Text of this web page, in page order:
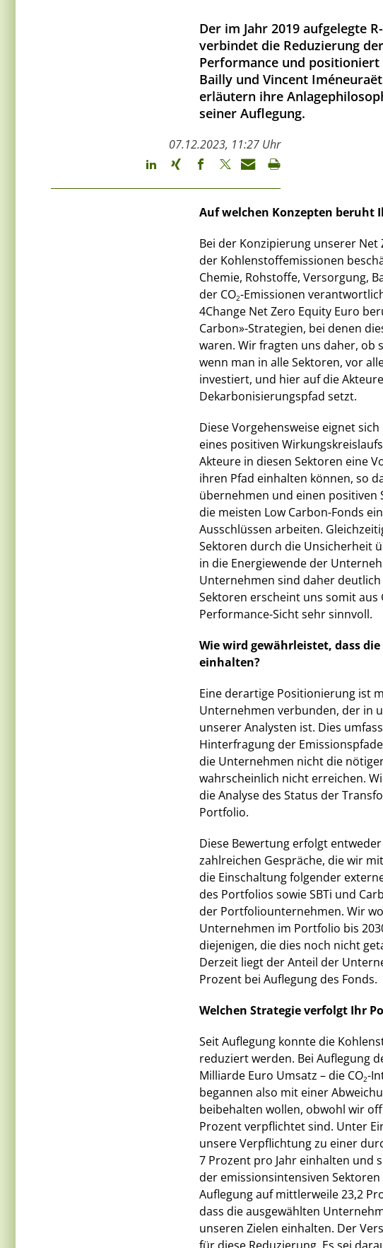
Der im Jahr 2019 aufgelegte
verbindet die Reduzierung
Performance und
Bailly und Vincent
erläutern ihre
seiner Auflegung.
07.12.2023, 11:27 Uhr
Auf welchen Konzepten beruht
Bei der Konzipierung unserer
der Kohlenstoffemissionen
Chemie, Rohstoffe, Versorgung,
der CO2-Emissionen
4Change Net Zero Equity Euro
Carbon»-Strategien, bei denen
waren. Wir fragten uns daher, ob
wenn man in alle Sektoren, vor
investiert, und hier auf die
Dekarbonisierungspfad setzt.
Diese Vorgehensweise eignet
eines positiven
Akteure in diesen Sektoren eine
ihren Pfad einhalten können, so
übernehmen und einen positiven
die meisten Low Carbon-Fonds
Ausschlüssen arbeiten.
Sektoren durch die Unsicherheit
in die Energiewende der
Unternehmen sind daher
Sektoren erscheint uns somit
Performance-Sicht sehr sinnvoll.
Wie wird gewährleistet, dass
einhalten?
Eine derartige Positionierung ist
Unternehmen verbunden, der in
unserer Analysten ist. Dies
Hinterfragung der
die Unternehmen nicht die
wahrscheinlich nicht erreichen.
die Analyse des Status der
Portfolio.
Diese Bewertung erfolgt
zahlreichen Gespräche, die wir
die Einschaltung folgender
des Portfolios sowie SBTi und
der Portfoliounternehmen. Wir
Unternehmen im Portfolio bis
diejenigen, die dies noch nicht
Derzeit liegt der Anteil der
Prozent bei Auflegung des Fonds.
Welchen Strategie verfolgt Ihr
Seit Auflegung konnte die
reduziert werden. Bei Auflegung
Milliarde Euro Umsatz – die CO2-
begannen also mit einer
beibehalten wollen, obwohl wir
Prozent verpflichtet sind. Unter
unsere Verpflichtung zu einer
7 Prozent pro Jahr einhalten und
der emissionsintensiven
Auflegung auf mittlerweile 23,2
dass die ausgewählten
unseren Zielen einhalten. Der